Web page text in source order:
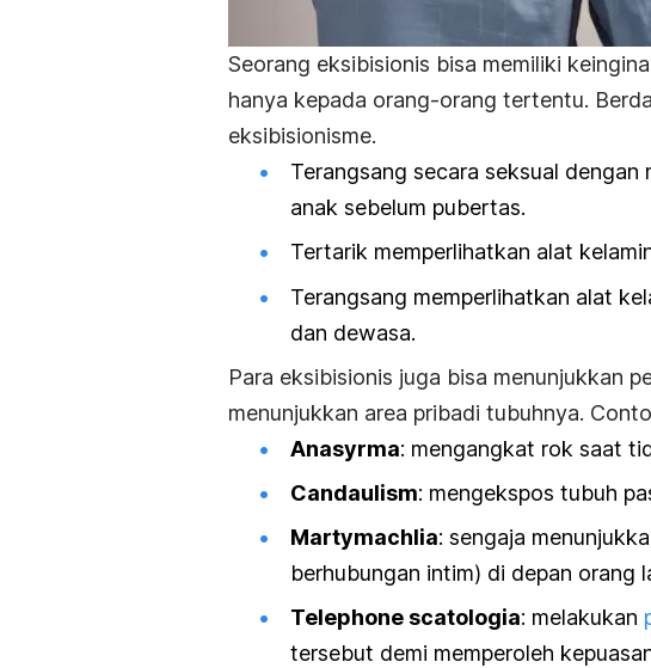
Seorang eksibisionis bisa memiliki
hanya kepada orang-orang tertentu.
eksibisionisme.
Terangsang secara seksual
anak sebelum pubertas.
Tertarik memperlihatkan alat
Terangsang memperlihatkan alat
dan dewasa.
Para eksibisionis juga bisa menunjukkan
menunjukkan area pribadi tubuhnya.
Anasyrma: mengangkat rok saat
Candaulism: mengekspos tubuh
Martymachlia: sengaja
berhubungan intim) di depan orang
Telephone scatologia: melakukan
tersebut demi memperoleh